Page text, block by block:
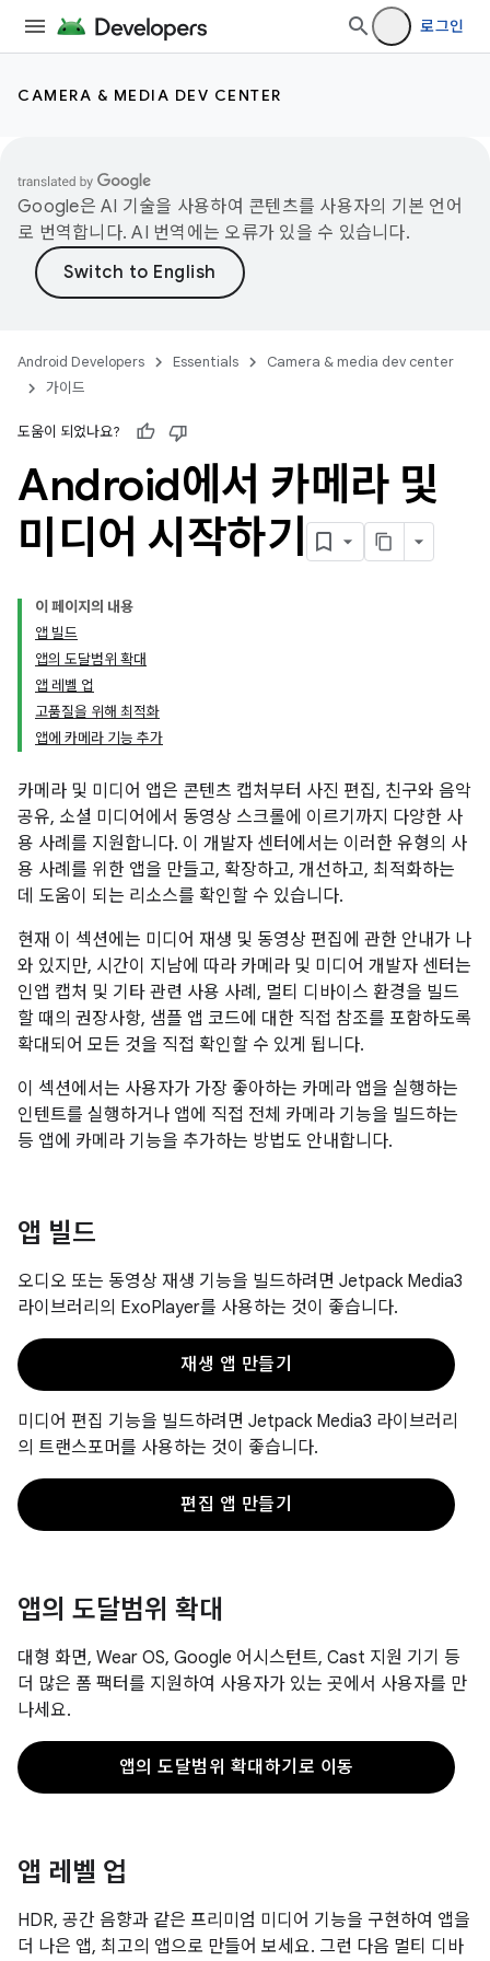
로그인
CAMERA & MEDIA DEV CENTER
Google은 AI 기술을 사용하여 콘텐츠를 사용자의 기본 언어
로 번역합니다. AI 번역에는 오류가 있을 수 있습니다.
Android Developers Essentials
Camera & media dev center
가이드
도움이 되었나요?
Android에서 카메라 및
미디어 시작하기
이 페이지의 내용
앱 빌드
앱의 도달범위 확대
앱 레벨 업
고품질을 위해 최적화
앱에 카메라 기능 추가
카메라 및 미디어 앱은 콘텐츠 캡처부터 사진 편집, 친구와 음악
공유, 소셜 미디어에서 동영상 스크롤에 이르기까지 다양한 사
용 사례를 지원합니다. 이 개발자 센터에서는 이러한 유형의 사
용 사례를 위한 앱을 만들고, 확장하고, 개선하고, 최적화하는
데 도움이 되는 리소스를 확인할 수 있습니다.
현재 이 섹션에는 미디어 재생 및 동영상 편집에 관한 안내가 나
와 있지만, 시간이 지남에 따라 카메라 및 미디어 개발자 센터는
인앱 캡처 및 기타 관련 사용 사례, 멀티 디바이스 환경을 빌드
할 때의 권장사항, 샘플 앱 코드에 대한 직접 참조를 포함하도록
확대되어 모든 것을 직접 확인할 수 있게 됩니다.
이 섹션에서는 사용자가 가장 좋아하는 카메라 앱을 실행하는
인텐트를 실행하거나 앱에 직접 전체 카메라 기능을 빌드하는
등 앱에 카메라 기능을 추가하는 방법도 안내합니다.
앱 빌드
오디오 또는 동영상 재생 기능을 빌드하려면 Jetpack Media3
라이브러리의 ExoPlayer를 사용하는 것이 좋습니다.
재생 앱 만들기
미디어 편집 기능을 빌드하려면 Jetpack Media3 라이브러리
의 트랜스포머를 사용하는 것이 좋습니다.
편집 앱 만들기
앱의 도달범위 확대
대형 화면, Wear OS, Google 어시스턴트, Cast 지원 기기 등
더 많은 폼 팩터를 지원하여 사용자가 있는 곳에서 사용자를 만
나세요.
앱의 도달범위 확대하기로 이동
앱 레벨 업
HDR, 공간 음향과 같은 프리미엄 미디어 기능을 구현하여 앱을
더 나은 앱, 최고의 앱으로 만들어 보세요. 그런 다음 멀티 디바